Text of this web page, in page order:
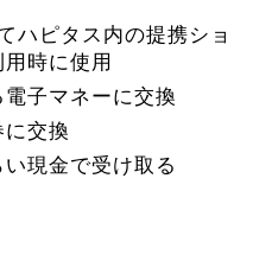
ハピタス内の提携ショ
時に使用
子マネーに交換
交換
現金で受け取る